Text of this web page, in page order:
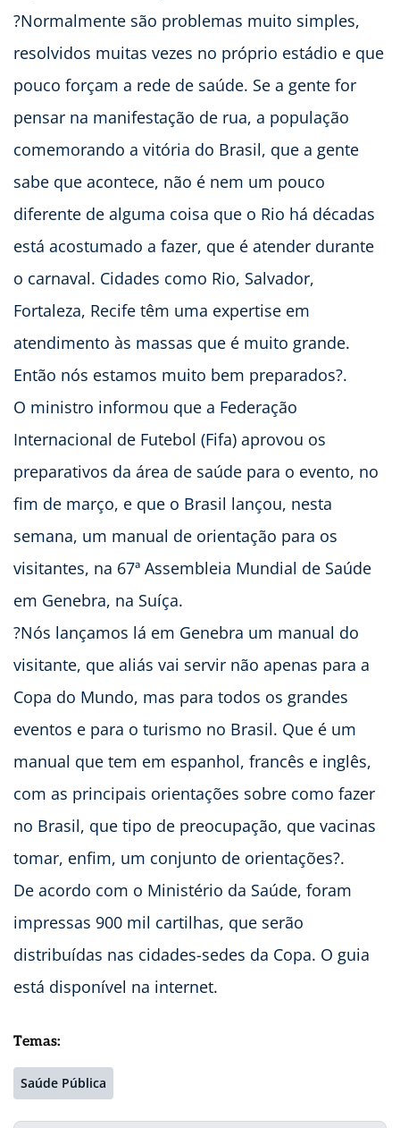
?Normalmente são problemas muito simples,
resolvidos muitas vezes no próprio estádio e que
pouco forçam a rede de saúde. Se a gente for
pensar na manifestação de rua, a população
comemorando a vitória do Brasil, que a gente
sabe que acontece, não é nem um pouco
diferente de alguma coisa que o Rio há décadas
está acostumado a fazer, que é atender durante
o carnaval. Cidades como Rio, Salvador,
Fortaleza, Recife têm uma expertise em
atendimento às massas que é muito grande.
Então nós estamos muito bem preparados?.
O ministro informou que a Federação
Internacional de Futebol (Fifa) aprovou os
preparativos da área de saúde para o evento, no
fim de março, e que o Brasil lançou, nesta
semana, um manual de orientação para os
visitantes, na 67ª Assembleia Mundial de Saúde
em Genebra, na Suíça.
?Nós lançamos lá em Genebra um manual do
visitante, que aliás vai servir não apenas para a
Copa do Mundo, mas para todos os grandes
eventos e para o turismo no Brasil. Que é um
manual que tem em espanhol, francês e inglês,
com as principais orientações sobre como fazer
no Brasil, que tipo de preocupação, que vacinas
tomar, enfim, um conjunto de orientações?.
De acordo com o Ministério da Saúde, foram
impressas 900 mil cartilhas, que serão
distribuídas nas cidades-sedes da Copa. O guia
está disponível na internet.
Temas:
Saúde Pública